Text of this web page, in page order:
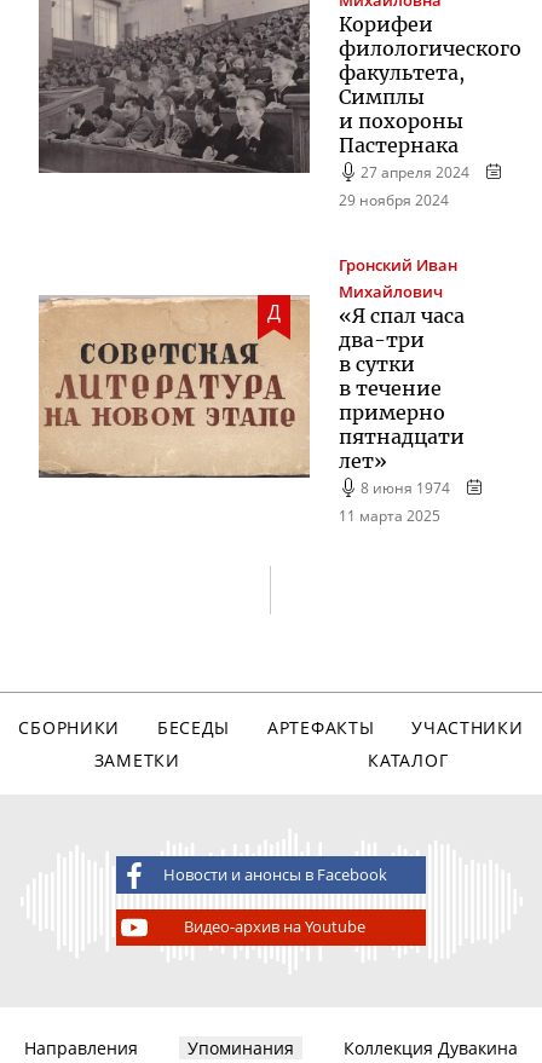
Корифеи
филологического
факультета,
Симплы
и похороны
Пастернака
27 апреля 2024
29 ноября 2024
Д
Гронский Иван
Михайлович
«Я спал часа
два-три
в сутки
в течение
примерно
пятнадцати
лет»
8 июня 1974
11 марта 2025
СБОРНИКИ БЕСЕДЫ АРТЕФАКТЫ
УЧАСТНИКИ
ЗАМЕТКИ
КАТАЛОГ
Новости и анонсы в Facebook
Видео-архив на Youtube
Направления Упоминания
Коллекция Дувакина